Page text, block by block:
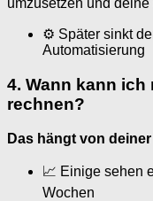
umzusetzen und
⚙ Später sinkt
Automatisierung
4. Wann kann
rechnen?
Das hängt von
📈 Einige sehen
Wochen